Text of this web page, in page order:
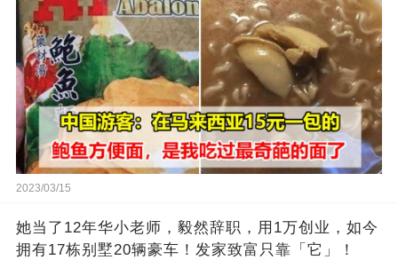
2023/03/15
她当了12年华小老师，毅然辞职，用1万创业，如今
拥有17栋别墅20辆豪车！发家致富只靠「它」！